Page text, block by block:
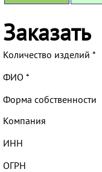
Заказать
Количество изделий *
ФИО *
Форма собственности
Компания
ИНН
ОГРН